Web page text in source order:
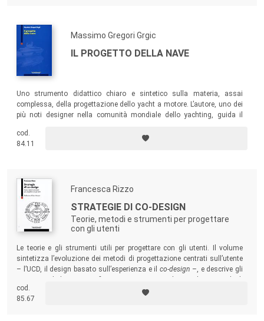
Massimo Gregori Grgic
IL PROGETTO DELLA NAVE
Uno strumento didattico chiaro e sintetico sulla materia, assai
complessa, della progettazione dello yacht a motore. L’autore, uno dei
più noti designer nella comunità mondiale dello yachting, guida il
forme di carena fino al colore delle tende, alternando parti più
prettamente teoriche ad alcuni trucchi e suggerimenti frutto della sua
cod.
84.11
Francesca Rizzo
STRATEGIE DI CO-DESIGN
Teorie, metodi e strumenti per progettare
con gli utenti
Le teorie e gli strumenti utili per progettare con gli utenti. Il volume
sintetizza l’evoluzione dei metodi di progettazione centrati sull’utente
– l’UCD, il design basato sull’esperienza e il co-design –, e descrive gli
utenti finali nei processi di progettazione.
cod.
85.67